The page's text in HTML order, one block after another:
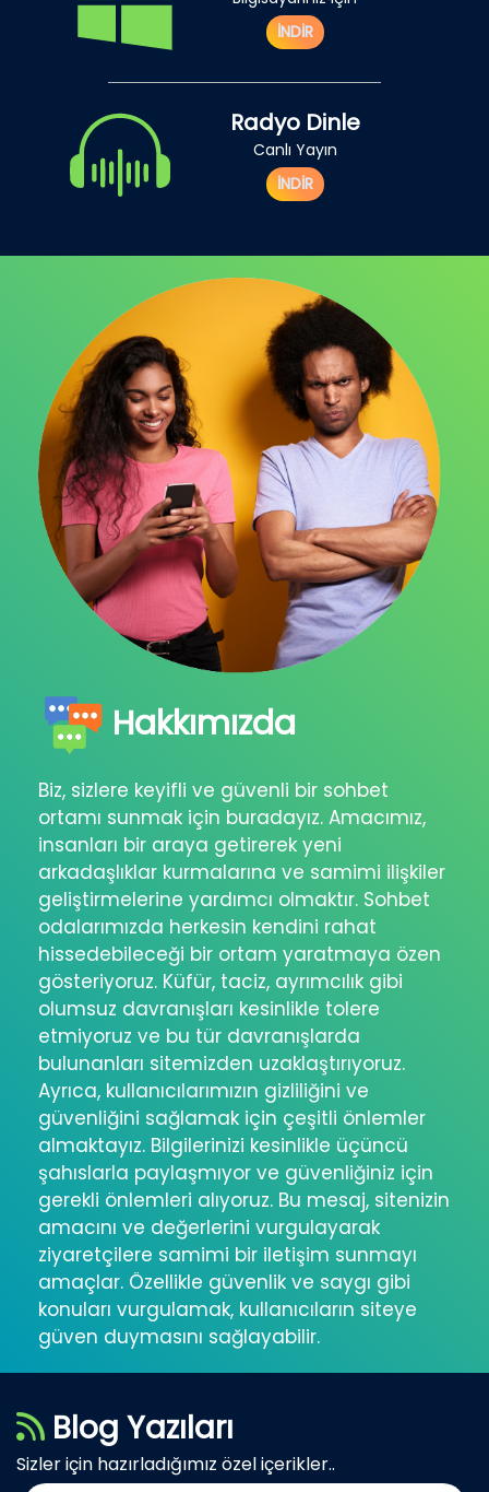
İNDİR
Radyo Dinle
Canlı Yayın
İNDİR
Hakkımızda
Biz, sizlere keyifli ve güvenli bir sohbet
ortamı sunmak için buradayız. Amacımız,
insanları bir araya getirerek yeni
arkadaşlıklar kurmalarına ve samimi ilişkiler
geliştirmelerine yardımcı olmaktır. Sohbet
odalarımızda herkesin kendini rahat
hissedebileceği bir ortam yaratmaya özen
gösteriyoruz. Küfür, taciz, ayrımcılık gibi
olumsuz davranışları kesinlikle tolere
etmiyoruz ve bu tür davranışlarda
bulunanları sitemizden uzaklaştırıyoruz.
Ayrıca, kullanıcılarımızın gizliliğini ve
güvenliğini sağlamak için çeşitli önlemler
almaktayız. Bilgilerinizi kesinlikle üçüncü
şahıslarla paylaşmıyor ve güvenliğiniz için
gerekli önlemleri alıyoruz. Bu mesaj, sitenizin
amacını ve değerlerini vurgulayarak
ziyaretçilere samimi bir iletişim sunmayı
amaçlar. Özellikle güvenlik ve saygı gibi
konuları vurgulamak, kullanıcıların siteye
güven duymasını sağlayabilir.
Blog Yazıları
Sizler için hazırladığımız özel içerikler..